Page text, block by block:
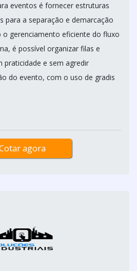
eventos é fornecer estruturas
para a separação e demarcação
o gerenciamento eficiente do fluxo
é possível organizar filas e
e sem agredir
do evento, com o uso de gradis
agora